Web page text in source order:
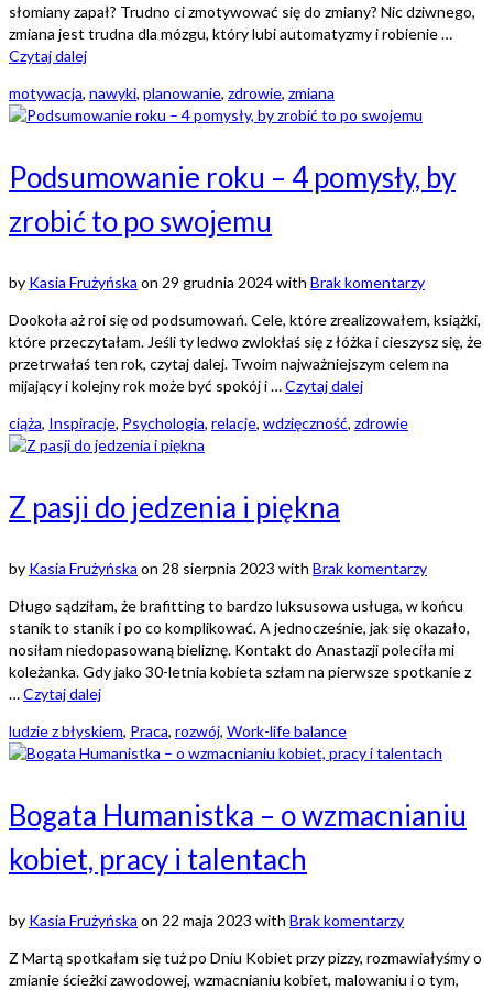
słomiany zapał? Trudno ci zmotywować się do zmiany? Nic dziwnego,
zmiana jest trudna dla mózgu, który lubi automatyzmy i robienie …
Czytaj dalej
motywacja, nawyki, planowanie, zdrowie, zmiana
Podsumowanie roku – 4 pomysły, by
zrobić to po swojemu
by Kasia Frużyńska on 29 grudnia 2024with Brak komentarzy
Dookoła aż roi się od podsumowań. Cele, które zrealizowałem, książki,
które przeczytałam. Jeśli ty ledwo zwlokłaś się z łóżka i cieszysz się, że
przetrwałaś ten rok, czytaj dalej. Twoim najważniejszym celem na
mijający i kolejny rok może być spokój i …Czytaj dalej
ciąża, Inspiracje, Psychologia, relacje, wdzięczność, zdrowie
Z pasji do jedzenia i piękna
by Kasia Frużyńska on 28 sierpnia 2023 with Brak komentarzy
Długo sądziłam, że brafitting to bardzo luksusowa usługa, w końcu
stanik to stanik i po co komplikować. A jednocześnie, jak się okazało,
nosiłam niedopasowaną bieliznę. Kontakt do Anastazji poleciła mi
koleżanka. Gdy jako 30-letnia kobieta szłam na pierwsze spotkanie z
…Czytaj dalej
ludzie z błyskiem, Praca, rozwój, Work-life balance
Bogata Humanistka – o wzmacnianiu
kobiet, pracy i talentach
by Kasia Frużyńska on 22 maja 2023 with Brak komentarzy
Z Martą spotkałam się tuż po Dniu Kobiet przy pizzy, rozmawiałyśmy o
zmianie ścieżki zawodowej, wzmacnianiu kobiet, malowaniu i o tym,